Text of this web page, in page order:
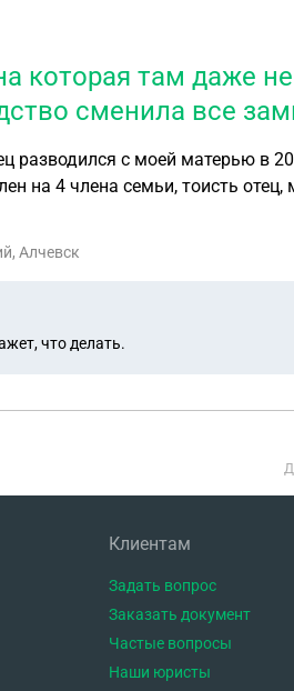
которая там даже
сменила все
разводился с моей матерью в
на 4 члена семьи, тоисть
мать не подает на
не дает документы
Алчевск
что делать.
Клиентам
Задать вопрос
Заказать документ
Частые вопросы
Наши юристы